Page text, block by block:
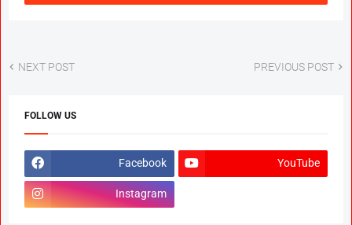
NEXT POST PREVIOUS POST
FOLLOW US
Facebook YouTube
Instagram